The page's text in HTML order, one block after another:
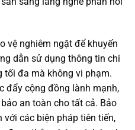
vệ nghiêm ngặt để khuyến
dẫn sử dụng thông tin chi
tối đa mà không vi phạm.
đẩy cộng đồng lành mạnh,
an toàn cho tất cả. Bảo
các biện pháp tiên tiến,